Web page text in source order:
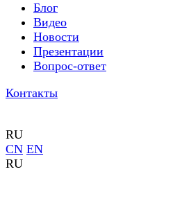
Блог
Видео
Новости
Презентации
Вопрос-ответ
Контакты
RU
CN EN
RU